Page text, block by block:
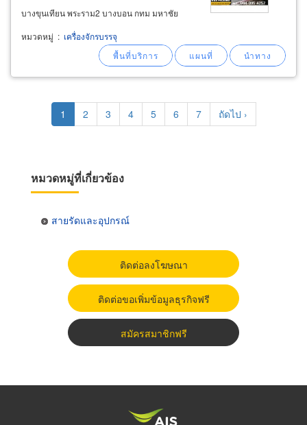
บางขุนเทียน พระราม2 บางบอน กทม มหาชัย
สมุทรสาคร พระประแดง สมุทรปราการ นครปฐม
นนทบุรี ปทุมธานี โทรปรึกษาการซ่อมเครื่องบรรจุ
ภัณฑ์ได้ฟรี รับซ่อมเครื่องรัดกล่องทุกยี่ห้อทุกรุ่น
strapping
หมวดหมู่ : เครื่องจักรบรรจุ
Pagination
Current
page
1 Page
2 Page
3 Page
4 Page
5 Page
6 Page
7
Next
page
ถัดไป ›
หมวดหมู่ที่เกี่ยวข้อง
สายรัดและอุปกรณ์
ติดต่อลงโฆษณา
ติดต่อขอเพิ่มข้อมูลธุรกิจฟรี
สมัครสมาชิกฟรี